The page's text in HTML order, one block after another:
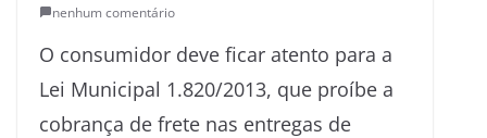
nenhum comentário
O consumidor deve ficar atento para a
Lei Municipal 1.820/2013, que proíbe a
cobrança de frete nas entregas de